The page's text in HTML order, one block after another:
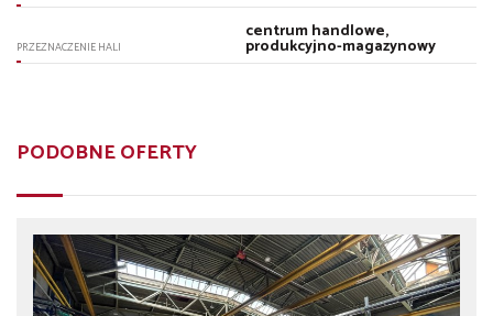
PRZEZNACZENIE HALI
centrum handlowe,
produkcyjno-magazynowy
PODOBNE OFERTY